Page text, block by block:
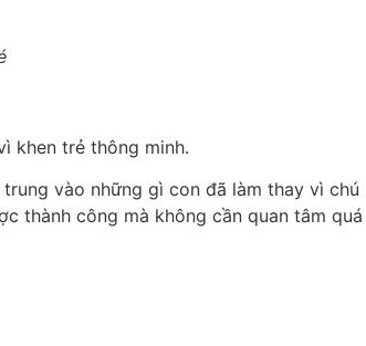
khen trẻ thông minh.
vào những gì con đã làm thay vì chú
thành công mà không cần quan tâm quá